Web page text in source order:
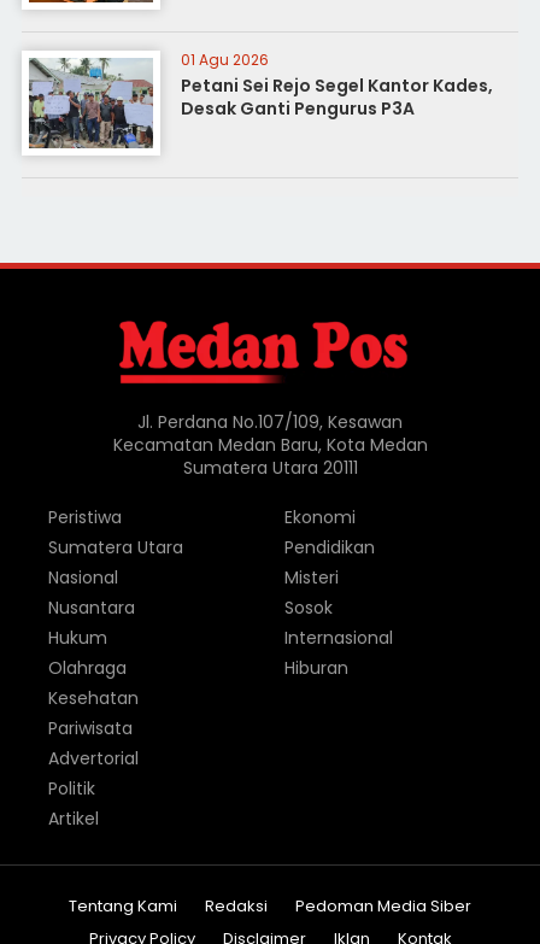
01 Agu 2026
Petani Sei Rejo Segel Kantor Kades,
Desak Ganti Pengurus P3A
Jl. Perdana No.107/109, Kesawan
Kecamatan Medan Baru, Kota Medan
Sumatera Utara 20111
Peristiwa
Sumatera Utara
Nasional
Nusantara
Hukum
Olahraga
Ekonomi
Pendidikan
Misteri
Sosok
Internasional
Hiburan
Kesehatan
Pariwisata
Advertorial
Politik
Artikel
Tentang Kami Redaksi
Pedoman Media Siber
Privacy Policy
Disclaimer Iklan Kontak